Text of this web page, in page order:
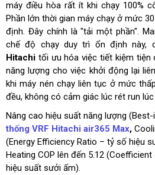
máy điều hòa rất ít khi chạy 100%
Phần lớn thời gian máy chạy ở mức
định. Đây chính là "tải một phần".
chế độ chạy duy trì ổn định này,
Hitachi tối ưu hóa việc tiết kiệm tiện
năng lượng cho việc khởi động lại
khi máy nén chạy liên tục ở mức
đều, không có cảm giác lúc rét run
Nâng cao hiệu suất năng lượng
thống VRF Hitachi air365 Max,
(Energy Efficiency Ratio – tỷ số hiệu
Heating COP lên đến 5.12
hiệu suất sưởi ấm).